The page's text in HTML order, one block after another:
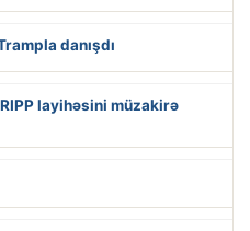
danışdı
layihəsini müzakirə